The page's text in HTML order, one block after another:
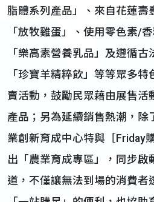
脂體系列產品」、來自花蓮壽
「放牧雞蛋」、使用零色素/
「樂高素營養乳品」及遵循
「珍寶羊精粹飲」等等眾多
賣活動，鼓勵民眾藉由展售活
產品；另為延續銷售熱潮，除
業創新育成中心特與［Friday
出「農業育成專區」，同步啟
道，不僅讓無法到場的消費者